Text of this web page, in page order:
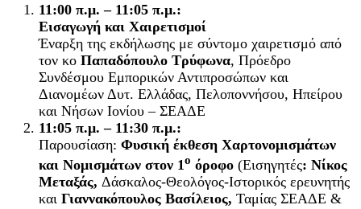
11:00 π.μ. – 11:05 π.μ.:
Εισαγωγή και Χαιρετισμοί
Έναρξη της εκδήλωσης με σύντομο χαιρετισμό από
τον κο Παπαδόπουλο Τρύφωνα, Πρόεδρο
Συνδέσμου Εμπορικών Αντιπροσώπων και
Διανομέων Δυτ. Ελλάδας, Πελοποννήσου, Ηπείρου
και Νήσων Ιονίου – ΣΕΑΔΕ
11:05 π.μ. – 11:30 π.μ.:
Παρουσίαση: Φυσική έκθεση Χαρτονομισμάτων
και Νομισμάτων στον 1ο όροφο (Εισηγητές: Νίκος
Μεταξάς, Δάσκαλος-Θεολόγος-Ιστορικός ερευνητής
και Γιαννακόπουλος Βασίλειος, Ταμίας ΣΕΑΔΕ &